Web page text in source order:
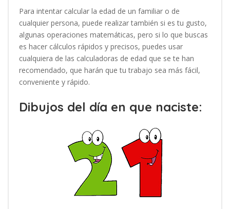
Para intentar calcular la edad de un familiar o de
cualquier persona, puede realizar también si es tu gusto,
algunas operaciones matemáticas, pero si lo que buscas
es hacer cálculos rápidos y precisos, puedes usar
cualquiera de las calculadoras de edad que se te han
recomendado, que harán que tu trabajo sea más fácil,
conveniente y rápido.
Dibujos del día en que naciste: